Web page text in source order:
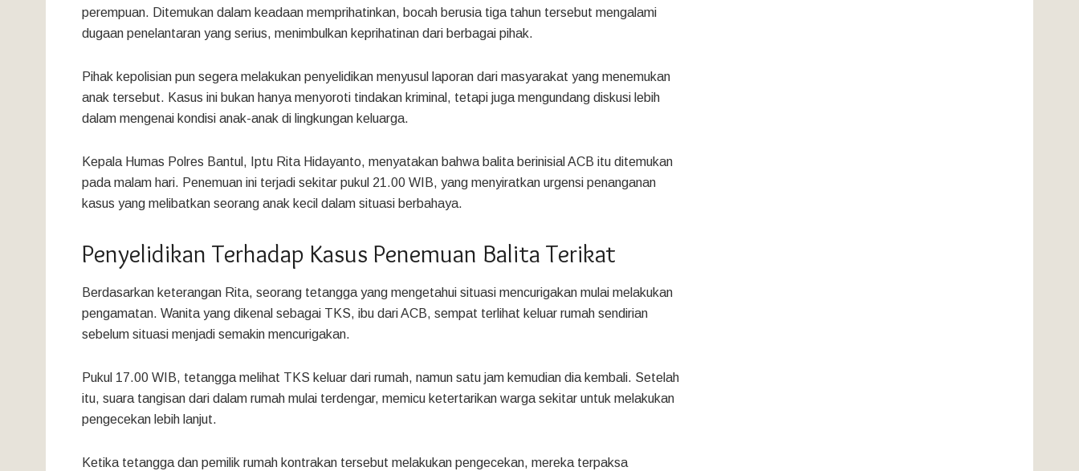
perempuan. Ditemukan dalam keadaan memprihatinkan, bocah berusia tiga tahun tersebut mengalami
dugaan penelantaran yang serius, menimbulkan keprihatinan dari berbagai pihak.
Pihak kepolisian pun segera melakukan penyelidikan menyusul laporan dari masyarakat yang menemukan
anak tersebut. Kasus ini bukan hanya menyoroti tindakan kriminal, tetapi juga mengundang diskusi lebih
dalam mengenai kondisi anak-anak di lingkungan keluarga.
Kepala Humas Polres Bantul, Iptu Rita Hidayanto, menyatakan bahwa balita berinisial ACB itu ditemukan
pada malam hari. Penemuan ini terjadi sekitar pukul 21.00 WIB, yang menyiratkan urgensi penanganan
kasus yang melibatkan seorang anak kecil dalam situasi berbahaya.
Penyelidikan Terhadap Kasus Penemuan Balita Terikat
Berdasarkan keterangan Rita, seorang tetangga yang mengetahui situasi mencurigakan mulai melakukan
pengamatan. Wanita yang dikenal sebagai TKS, ibu dari ACB, sempat terlihat keluar rumah sendirian
sebelum situasi menjadi semakin mencurigakan.
Pukul 17.00 WIB, tetangga melihat TKS keluar dari rumah, namun satu jam kemudian dia kembali. Setelah
itu, suara tangisan dari dalam rumah mulai terdengar, memicu ketertarikan warga sekitar untuk melakukan
pengecekan lebih lanjut.
Ketika tetangga dan pemilik rumah kontrakan tersebut melakukan pengecekan, mereka terpaksa